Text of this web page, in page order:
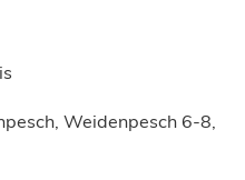
Weidenpesch 6-8,